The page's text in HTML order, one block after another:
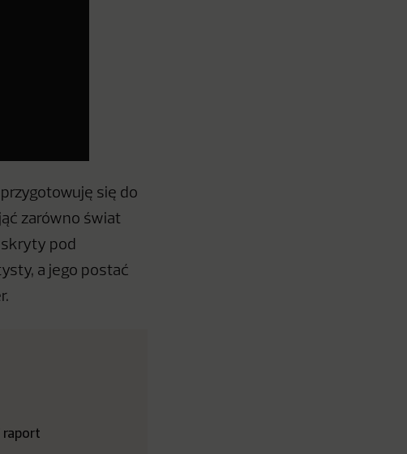
się do
zarówno świat
skryty pod
a jego postać
raport